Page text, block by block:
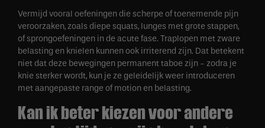
Vermijd vooral oefeningen die scherpe of toenemende pijn
veroorzaken, zoals diepe squats, lunges met grote stappen,
of sprongoefeningen in de acute fase. Traplopen met zware
belasting en knielen kunnen ook irriterend zijn. Dat betekent
niet dat deze bewegingen permanent taboe zijn - zodra je
knie sterker wordt, kun je ze geleidelijk weer introduceren
met aangepaste range of motion en belasting.
Kan ik beter kiezen voor andere